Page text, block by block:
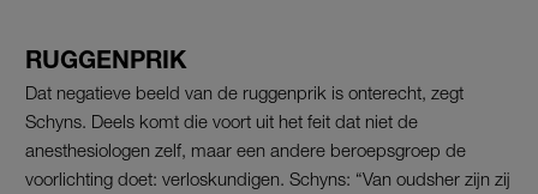
RUGGENPRIK
Dat negatieve beeld van de ruggenprik is onterecht, zegt
Schyns. Deels komt die voort uit het feit dat niet de
anesthesiologen zelf, maar een andere beroepsgroep de
voorlichting doet: verloskundigen. Schyns: “Van oudsher zijn zij